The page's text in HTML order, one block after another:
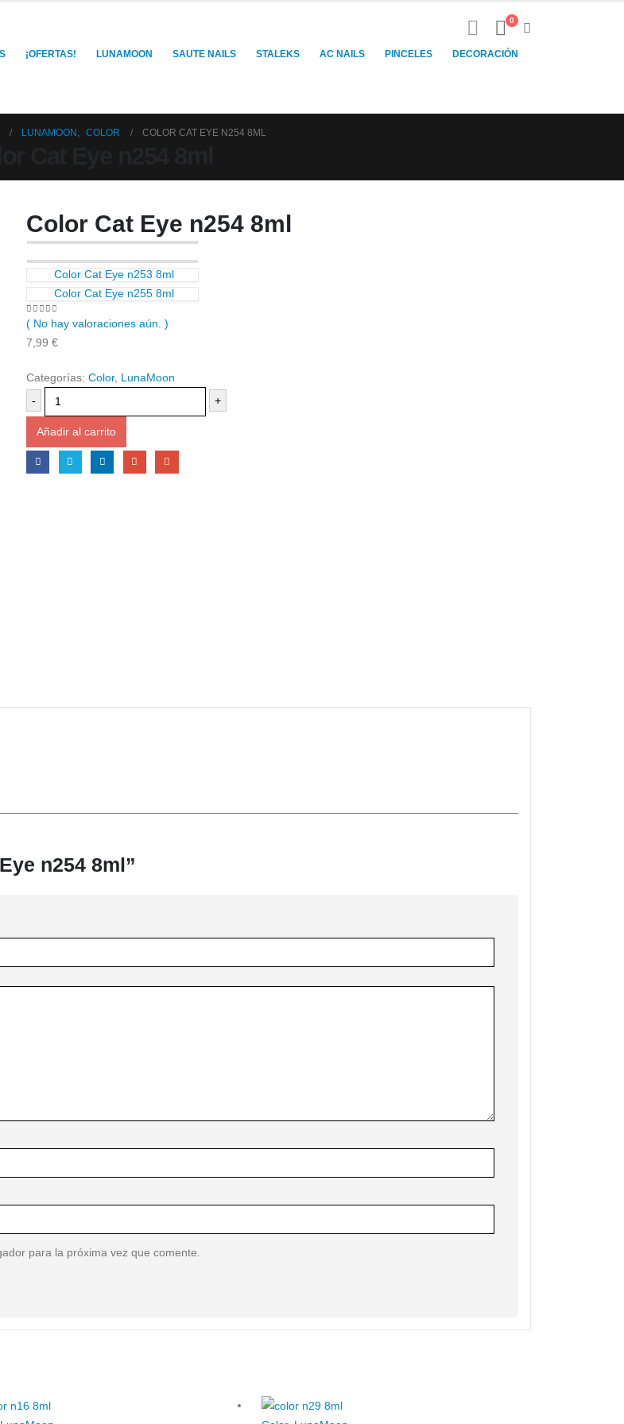
0
¡OFERTAS! LUNAMOON SAUTE NAILS STALEKS AC NAILS PINCELES DECORACIÓN
LUNAMOON , COLOR COLOR CAT EYE N254 8ML
Color Cat Eye n254 8ml
Color Cat Eye n253 8ml
Color Cat Eye n255 8ml
0 out of 5
( No hay valoraciones aún. )
7,99 €
Categorías: Color, LunaMoon
-
+
Añadir al carrito
n254 8ml”
para la próxima vez que comente.